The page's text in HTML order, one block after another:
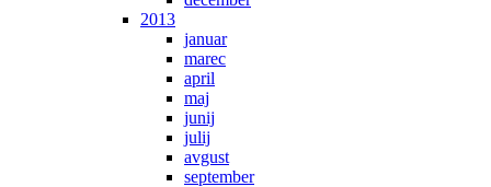
2013
januar
marec
april
maj
junij
julij
avgust
september